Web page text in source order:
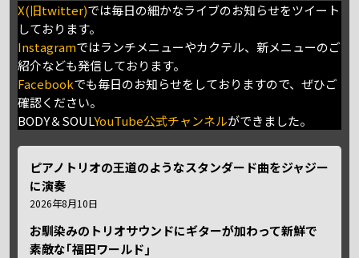
X(旧twitter)では毎日の細かなライブのお知らせをツイート
しております。
Instagramではランチメニューやカクテル、新メニューのご
紹介なども発信しております。
Facebookでも毎日のお知らせをしておりますので、ぜひご
確認ください。
BODY＆SOULYouTube公式チャンネルができました。
ピアノトリオの王道のようなスタンダード曲をジャジー
に演奏
2026年8月10日
お馴染みのトリオサウンドにギターが加わって新鮮で
素敵な｢福田ワールド｣